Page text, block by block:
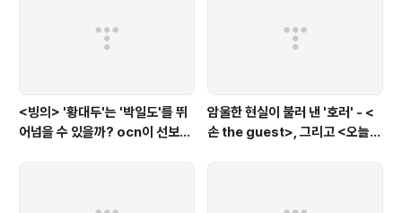
<빙의> '황대두'는 '박일도'를 뛰
어넘을 수 있을까? ocn이 선보인
암울한 현실이 불러 낸 '호러' - <
손 the guest>, 그리고 <오늘의